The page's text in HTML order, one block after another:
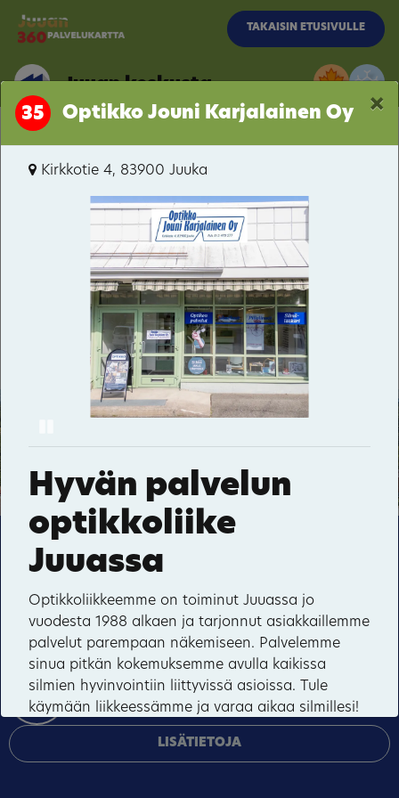
Tämä sivusto käyttää pakollisia evästeitä sivuston
toiminnan ja tietoturvan varmentamiseen sekä
valinnaisia evästeitä palveluiden toimittamiseen,
mainosten personointiin ja liikenteen analysointiin.
HYVÄKSY KAIKKI
HALLINNOI EVÄSTEITÄ
LISÄTIETOJA
TAKAISIN ETUSIVULLE
Juuan keskusta
36
35 Optikko Jouni Karjalainen Oy ×
Kirkkotie 4, 83900 Juuka
Pause
Hyvän palvelun
optikkoliike
Juuassa
Optikkoliikkeemme on toiminut Juuassa jo
vuodesta 1988 alkaen ja tarjonnut asiakkaillemme
palvelut parempaan näkemiseen. Palvelemme
sinua pitkän kokemuksemme avulla kaikissa
silmien hyvinvointiin liittyvissä asioissa. Tule
käymään liikkeessämme ja varaa aikaa silmillesi!